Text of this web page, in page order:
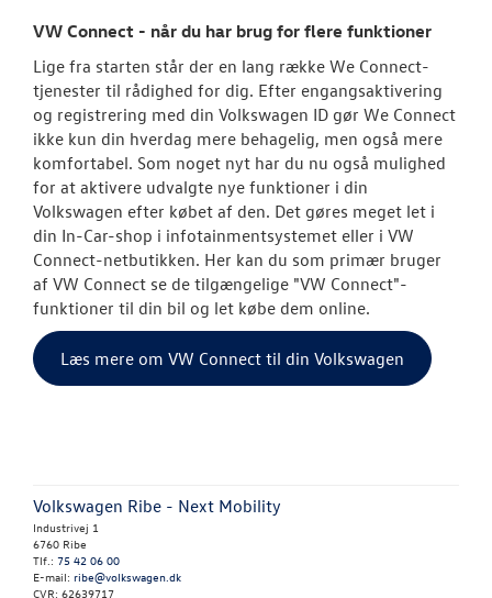
TILBEHØR
RESERVEDELE
NYHEDER
OM OS
JOB OG
VW Connect - når du har brug for flere funktioner
Lige fra starten står der en lang række We Connect-
tjenester til rådighed for dig. Efter engangsaktivering
og registrering med din Volkswagen ID gør We Connect
ikke kun din hverdag mere behagelig, men også mere
komfortabel. Som noget nyt har du nu også mulighed
for at aktivere udvalgte nye funktioner i din
Volkswagen efter købet af den. Det gøres meget let i
din In-Car-shop i infotainmentsystemet eller i VW
Connect-netbutikken. Her kan du som primær bruger
af VW Connect se de tilgængelige "VW Connect"-
funktioner til din bil og let købe dem online.
Læs mere om VW Connect til din Volkswagen
Volkswagen Ribe - Next Mobility
Industrivej 1
6760 Ribe
Tlf.: 75 42 06 00
E-mail: ribe@volkswagen.dk
CVR: 62639717